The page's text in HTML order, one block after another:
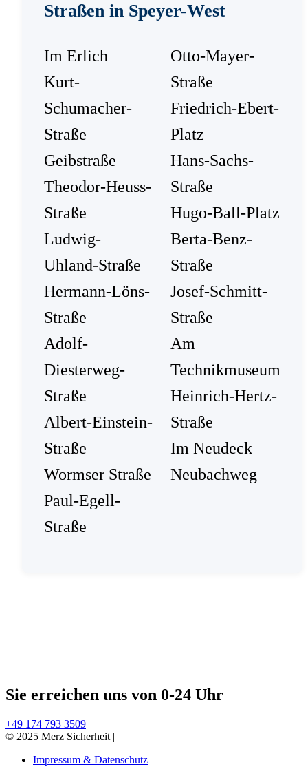
Straßen in Speyer-West
Im Erlich
Kurt-
Schumacher-
Straße
Geibstraße
Theodor-Heuss-
Straße
Ludwig-
Uhland-Straße
Hermann-Löns-
Straße
Adolf-
Diesterweg-
Straße
Albert-Einstein-
Straße
Wormser Straße
Paul-Egell-
Straße
Otto-Mayer-
Straße
Friedrich-Ebert-
Platz
Hans-Sachs-
Straße
Hugo-Ball-Platz
Berta-Benz-
Straße
Josef-Schmitt-
Straße
Am
Technikmuseum
Heinrich-Hertz-
Straße
Im Neudeck
Neubachweg
Sie erreichen uns von 0-24 Uhr
+49 174 793 3509
© 2025 Merz Sicherheit |
Impressum & Datenschutz